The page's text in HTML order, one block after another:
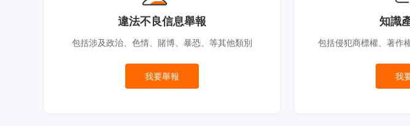
違法不良信息舉報
包括涉及政治、色情、賭博、暴恐、等其他類別
我要舉報
知識
包括侵犯商標權、著作
我